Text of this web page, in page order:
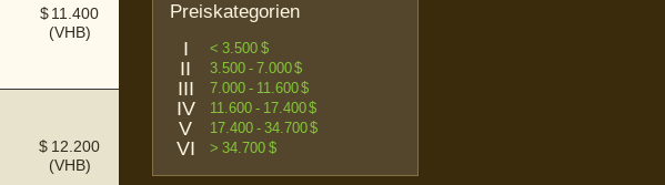
$ 11.400
(VHB)
$ 12.200
(VHB)
Preiskategorien
I < 3.500 $
II 3.500 - 7.000 $
III 7.000 - 11.600 $
IV 11.600 - 17.400 $
V 17.400 - 34.700 $
VI > 34.700 $